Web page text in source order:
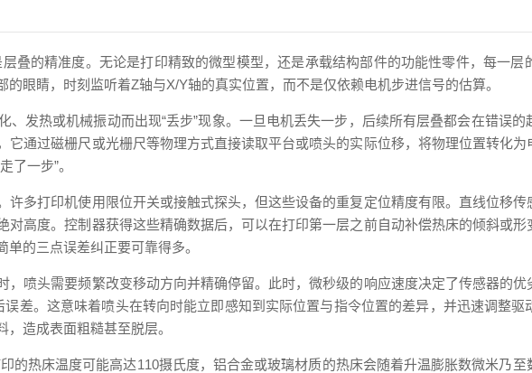
叠的精准度。无论是打印精致的微型模型，还是承载结构部件的功能性零件，每一
眼睛，时刻监听着Z轴与X/Y轴的真实位置，而不是仅依赖电机步进信号的估算。
发热或机械振动而出现“丢步”现象。一旦电机丢失一步，后续所有层叠都会在错误
通过磁栅尺或光栅尺等物理方式直接读取平台或喷头的实际位移，将物理位置转化
了一步”。
多打印机使用限位开关或接触式探头，但这些设备的重复定位精度有限。直线位移
高度。控制器获得这些精确数据后，可以在打印第一层之前自动补偿热床的倾斜或
的三点误差纠正要可靠得多。
，喷头需要频繁改变移动方向并精确停留。此时，微秒级的响应速度决定了传感器的
差。这意味着喷头在转向时能立即感知到实际位置与指令位置的差异，并迅速调整
造成表面粗糙甚至脱层。
的热床温度可能高达110摄氏度，铝合金或玻璃材质的热床会随着升温膨胀数微米乃